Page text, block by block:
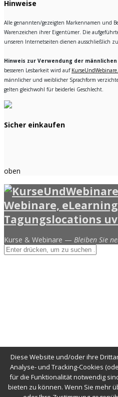
Hinweise
Alle genannten/gezeigten Markennamen und
Warenzeichen ihrer Eigentümer. Die
unseren Internetseiten dienen ausschließlich
Hinweis zur Verwendung der
besseren Lesbarkeit wird auf
männlicher und weiblicher Sprachform
gelten gleichwohl für beiderlei Geschlecht.
Sicher einkaufen
oben
Kurse & Webinare — Bleiben Sie
Diese Website und/oder ihre
Analyse- und Tracking-Cookies
für die Funktionalität notwendig
bieten zu können. Wenn Sie mehr